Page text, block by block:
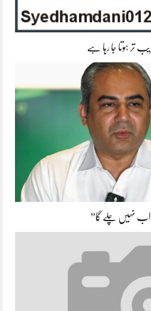
تر ہوتا جا رہا ہے
اب نہیں چلے گا”